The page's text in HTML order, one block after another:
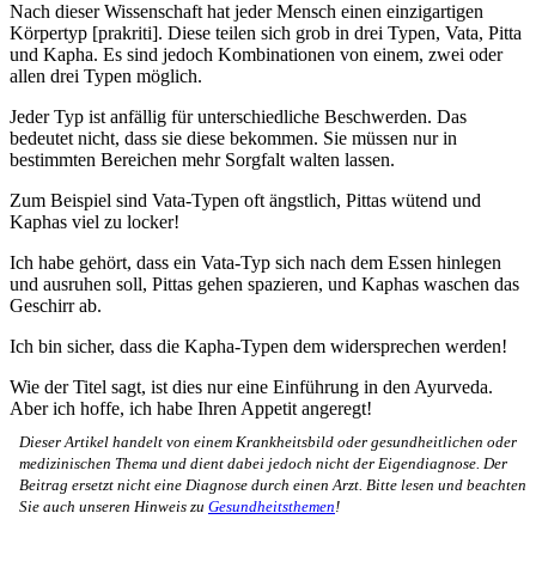
Nach dieser Wissenschaft hat jeder Mensch einen einzigartigen
Körpertyp [prakriti]. Diese teilen sich grob in drei Typen, Vata, Pitta
und Kapha. Es sind jedoch Kombinationen von einem, zwei oder
allen drei Typen möglich.
Jeder Typ ist anfällig für unterschiedliche Beschwerden. Das
bedeutet nicht, dass sie diese bekommen. Sie müssen nur in
bestimmten Bereichen mehr Sorgfalt walten lassen.
Zum Beispiel sind Vata-Typen oft ängstlich, Pittas wütend und
Kaphas viel zu locker!
Ich habe gehört, dass ein Vata-Typ sich nach dem Essen hinlegen
und ausruhen soll, Pittas gehen spazieren, und Kaphas waschen das
Geschirr ab.
Ich bin sicher, dass die Kapha-Typen dem widersprechen werden!
Wie der Titel sagt, ist dies nur eine Einführung in den Ayurveda.
Aber ich hoffe, ich habe Ihren Appetit angeregt!
Dieser Artikel handelt von einem Krankheitsbild oder gesundheitlichen oder
medizinischen Thema und dient dabei jedoch nicht der Eigendiagnose. Der
Beitrag ersetzt nicht eine Diagnose durch einen Arzt. Bitte lesen und beachten
Sie auch unseren Hinweis zu Gesundheitsthemen!